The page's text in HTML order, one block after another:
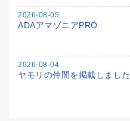
2026-08-05
ADAアマゾニアPRO
2026-08-04
ヤモリの仲間を掲載しました